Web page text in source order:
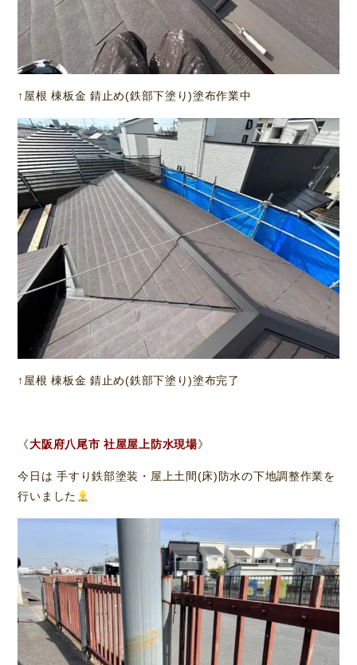
↑屋根 棟板金 錆止め(鉄部下塗り)塗布作業中
↑屋根 棟板金 錆止め(鉄部下塗り)塗布完了
《大阪府八尾市 社屋屋上防水現場》
今日は 手すり鉄部塗装・屋上土間(床)防水の下地調整作業を
行いました